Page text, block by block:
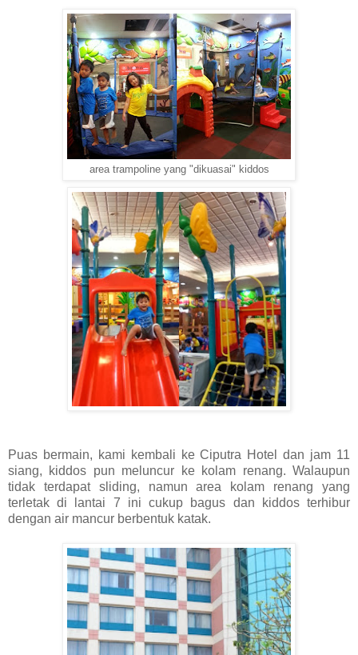
area trampoline yang "dikuasai" kiddos
Puas bermain, kami kembali ke Ciputra Hotel dan jam 11
siang, kiddos pun meluncur ke kolam renang. Walaupun
tidak terdapat sliding, namun area kolam renang yang
terletak di lantai 7 ini cukup bagus dan kiddos terhibur
dengan air mancur berbentuk katak.